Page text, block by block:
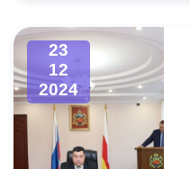
23
12
2024